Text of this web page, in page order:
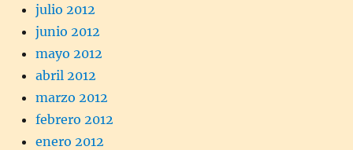
julio 2012
junio 2012
mayo 2012
abril 2012
marzo 2012
febrero 2012
enero 2012